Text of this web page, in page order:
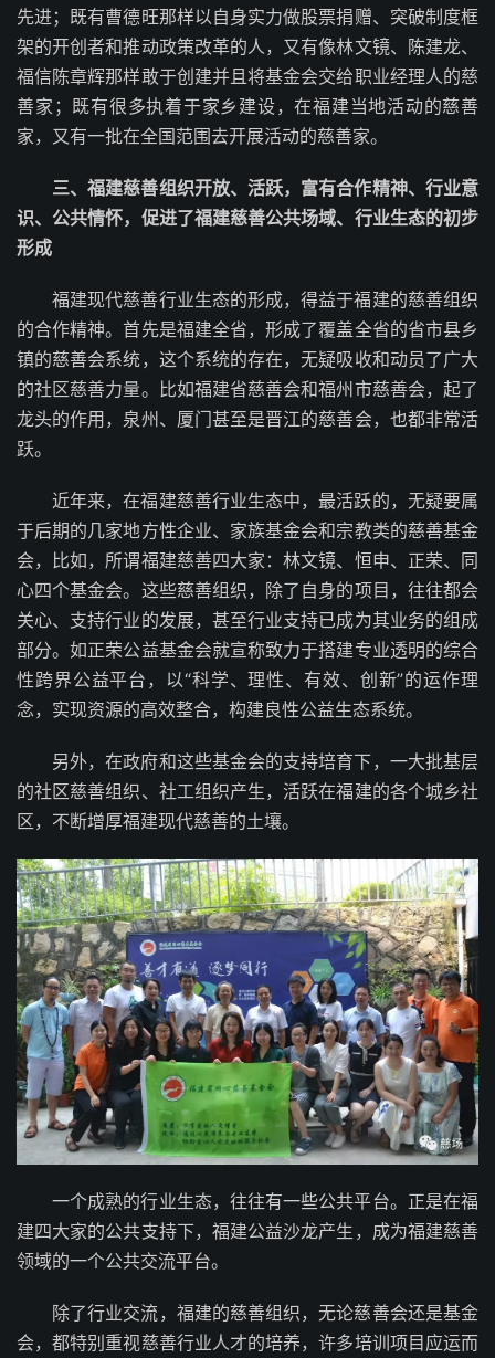
先进；既有曹德旺那样以自身实力做股票捐赠、突破制度框
架的开创者和推动政策改革的人，又有像林文镜、陈建龙、
福信陈章辉那样敢于创建并且将基金会交给职业经理人的慈
善家；既有很多执着于家乡建设，在福建当地活动的慈善
家，又有一批在全国范围去开展活动的慈善家。
三、福建慈善组织开放、活跃，富有合作精神、行业意
识、公共情怀，促进了福建慈善公共场域、行业生态的初步
形成
福建现代慈善行业生态的形成，得益于福建的慈善组织
的合作精神。首先是福建全省，形成了覆盖全省的省市县乡
镇的慈善会系统，这个系统的存在，无疑吸收和动员了广大
的社区慈善力量。比如福建省慈善会和福州市慈善会，起了
龙头的作用，泉州、厦门甚至是晋江的慈善会，也都非常活
跃。
近年来，在福建慈善行业生态中，最活跃的，无疑要属
于后期的几家地方性企业、家族基金会和宗教类的慈善基金
会，比如，所谓福建慈善四大家：林文镜、恒申、正荣、同
心四个基金会。这些慈善组织，除了自身的项目，往往都会
关心、支持行业的发展，甚至行业支持已成为其业务的组成
部分。如正荣公益基金会就宣称致力于搭建专业透明的综合
性跨界公益平台，以“科学、理性、有效、创新”的运作理
念，实现资源的高效整合，构建良性公益生态系统。
另外，在政府和这些基金会的支持培育下，一大批基层
的社区慈善组织、社工组织产生，活跃在福建的各个城乡社
区，不断增厚福建现代慈善的土壤。
一个成熟的行业生态，往往有一些公共平台。正是在福
建四大家的公共支持下，福建公益沙龙产生，成为福建慈善
领域的一个公共交流平台。
除了行业交流，福建的慈善组织，无论慈善会还是基金
会，都特别重视慈善行业人才的培养，许多培训项目应运而